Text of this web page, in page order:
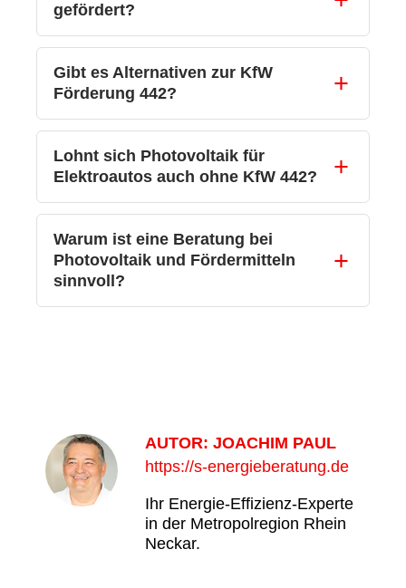
gefördert?
Gibt es Alternativen zur KfW
Förderung 442?
Lohnt sich Photovoltaik für
Elektroautos auch ohne KfW 442?
Warum ist eine Beratung bei
Photovoltaik und Fördermitteln
sinnvoll?
AUTOR: JOACHIM PAUL
https://s-energieberatung.de
Ihr Energie-Effizienz-Experte
in der Metropolregion Rhein
Neckar.